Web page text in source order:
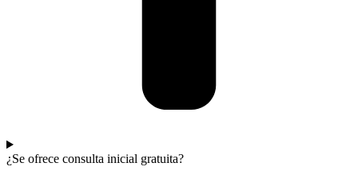
¿Se ofrece consulta inicial gratuita?